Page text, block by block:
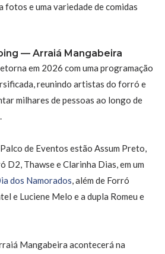
fotos e uma variedade de comidas
— Arraiá Mangabeira
em 2026 com uma programação
reunindo artistas do forró e
milhares de pessoas ao longo de
de Eventos estão Assum Preto,
D2, Thawse e Clarinha Dias, em um
dos Namorados , além de Forró
e Luciene Melo e a dupla Romeu e
Mangabeira acontecerá na